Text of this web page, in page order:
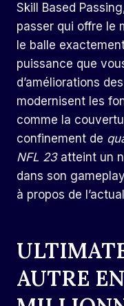
Skill Based
passer qui offre le
le balle
puissance que
d’améliorations
modernisent les
comme la
confinement de
NFL 23atteint un
dans son
à propos de
AUTRE